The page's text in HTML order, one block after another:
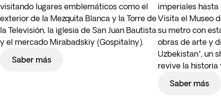
visitando lugares emblemáticos como el
exterior de la Mezquita Blanca y la Torre de
la Televisión, la iglesia de San Juan Bautista
y el mercado Mirabadskiy (Gospitalny).
Saber más
imperiales
Visita el Museo
su metro con
obras de arte y
Uzbekistan*, un
revive la historia
Saber más